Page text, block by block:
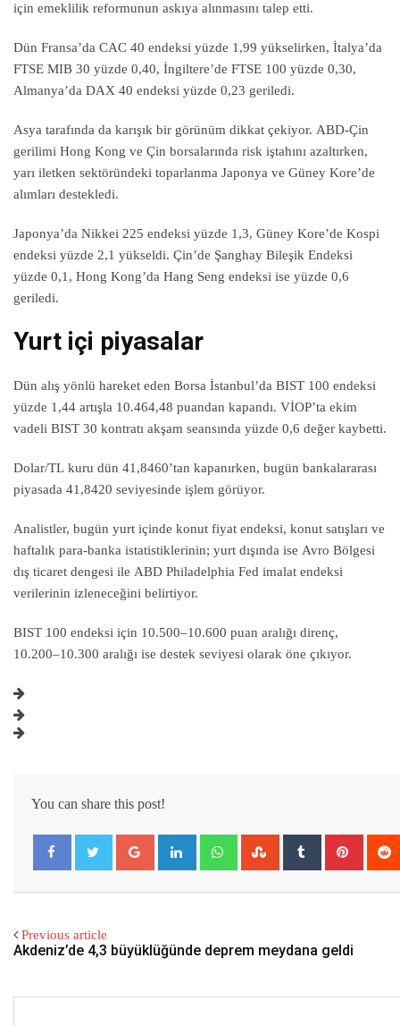
için emeklilik reformunun askıya alınmasını talep etti.
Dün Fransa’da CAC 40 endeksi yüzde 1,99 yükselirken, İtalya’da
FTSE MIB 30 yüzde 0,40, İngiltere’de FTSE 100 yüzde 0,30,
Almanya’da DAX 40 endeksi yüzde 0,23 geriledi.
Asya tarafında da karışık bir görünüm dikkat çekiyor. ABD-Çin
gerilimi Hong Kong ve Çin borsalarında risk iştahını azaltırken,
yarı iletken sektöründeki toparlanma Japonya ve Güney Kore’de
alımları destekledi.
Japonya’da Nikkei 225 endeksi yüzde 1,3, Güney Kore’de Kospi
endeksi yüzde 2,1 yükseldi. Çin’de Şanghay Bileşik Endeksi
yüzde 0,1, Hong Kong’da Hang Seng endeksi ise yüzde 0,6
geriledi.
Yurt içi piyasalar
Dün alış yönlü hareket eden Borsa İstanbul’da BIST 100 endeksi
yüzde 1,44 artışla 10.464,48 puandan kapandı. VİOP’ta ekim
vadeli BIST 30 kontratı akşam seansında yüzde 0,6 değer kaybetti.
Dolar/TL kuru dün 41,8460’tan kapanırken, bugün bankalararası
piyasada 41,8420 seviyesinde işlem görüyor.
Analistler, bugün yurt içinde konut fiyat endeksi, konut satışları ve
haftalık para-banka istatistiklerinin; yurt dışında ise Avro Bölgesi
dış ticaret dengesi ile ABD Philadelphia Fed imalat endeksi
verilerinin izleneceğini belirtiyor.
BIST 100 endeksi için 10.500–10.600 puan aralığı direnç,
10.200–10.300 aralığı ise destek seviyesi olarak öne çıkıyor.
You can share this post!
Previous article
Akdeniz’de 4,3 büyüklüğünde deprem meydana geldi